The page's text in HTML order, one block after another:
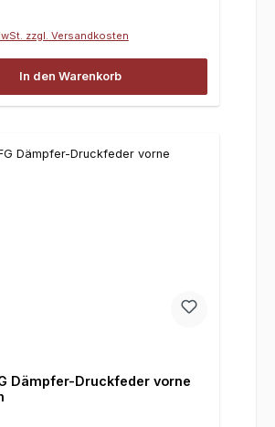
zzgl. Versandkosten
In den Warenkorb
Dämpfer-Druckfeder vorne